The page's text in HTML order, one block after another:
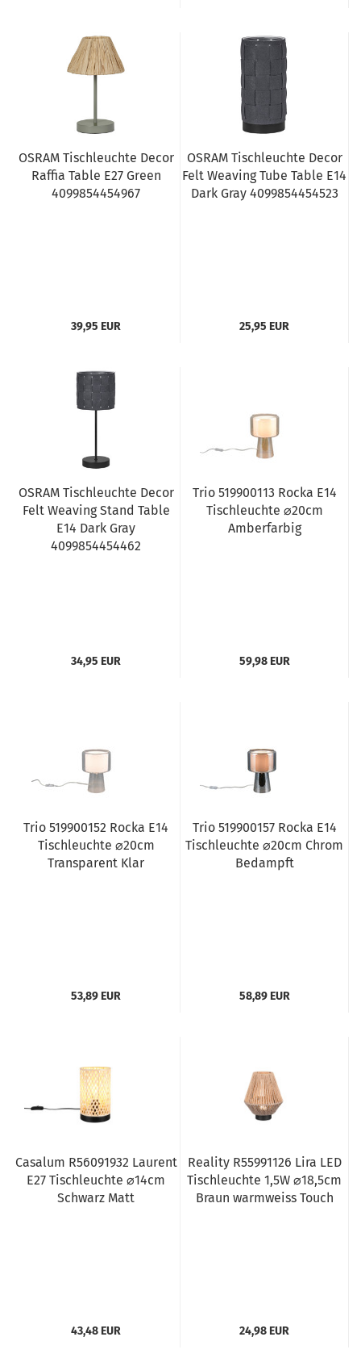
OSRAM Tischleuchte Decor
Raffia Table E27 Green
4099854454967
39,95 EUR
OSRAM Tischleuchte Decor
Felt Weaving Tube Table E14
Dark Gray 4099854454523
25,95 EUR
OSRAM Tischleuchte Decor
Felt Weaving Stand Table
E14 Dark Gray
4099854454462
34,95 EUR
Trio 519900113 Rocka E14
Tischleuchte ⌀20cm
Amberfarbig
59,98 EUR
Trio 519900152 Rocka E14
Tischleuchte ⌀20cm
Transparent Klar
53,89 EUR
Trio 519900157 Rocka E14
Tischleuchte ⌀20cm Chrom
Bedampft
58,89 EUR
Casalum R56091932 Laurent
E27 Tischleuchte ⌀14cm
Schwarz Matt
43,48 EUR
Reality R55991126 Lira LED
Tischleuchte 1,5W ⌀18,5cm
Braun warmweiss Touch
24,98 EUR